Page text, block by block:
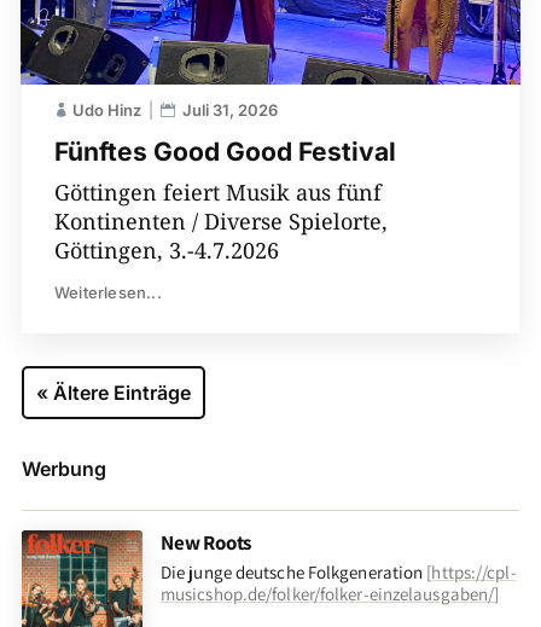
Fünftes Good Good Festival
Udo Hinz Juli 31, 2026
Göttingen feiert Musik aus fünf
Kontinenten / Diverse Spielorte,
Göttingen, 3.-4.7.2026
Weiterlesen...
« Ältere Einträge
Werbung
New Roots
Die junge deutsche Folkgeneration [https://cpl-
musicshop.de/folker/folker-einzelausgaben/]